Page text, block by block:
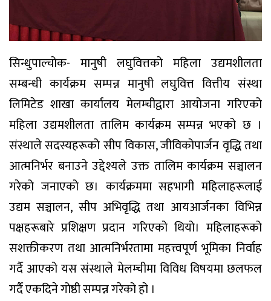
सिन्धुपाल्चोक- मानुषी लघुवित्तको महिला उद्यमशीलता
सम्बन्धी कार्यक्रम सम्पन्न मानुषी लघुवित्त वित्तीय संस्था
लिमिटेड शाखा कार्यालय मेलम्चीद्वारा आयोजना गरिएको
महिला उद्यमशीलता तालिम कार्यक्रम सम्पन्न भएको छ ।
संस्थाले सदस्यहरूको सीप विकास, जीविकोपार्जन वृद्धि तथा
आत्मनिर्भर बनाउने उद्देश्यले उक्त तालिम कार्यक्रम सञ्चालन
गरेको जनाएको छ। कार्यक्रममा सहभागी महिलाहरूलाई
उद्यम सञ्चालन, सीप अभिवृद्धि तथा आयआर्जनका विभिन्न
पक्षहरूबारे प्रशिक्षण प्रदान गरिएको थियो। महिलाहरूको
सशक्तीकरण तथा आत्मनिर्भरतामा महत्त्वपूर्ण भूमिका निर्वाह
गर्दै आएको यस संस्थाले मेलम्चीमा विविध विषयमा छलफल
गर्दै एकदिने गोष्ठी सम्पन्न गरेको हो ।